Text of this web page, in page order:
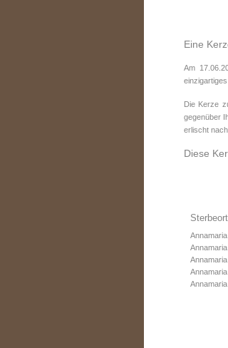
Eine
Am
Die Kerze
gegenüber
erlischt
Diese